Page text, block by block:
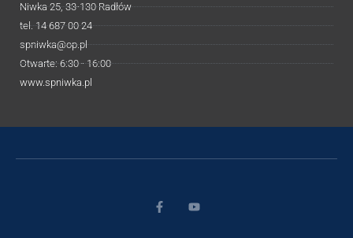
Niwka 25, 33-130 Radłów
tel. 14 687 00 24
spniwka@op.pl
Otwarte: 6:30 - 16:00
www.spniwka.pl